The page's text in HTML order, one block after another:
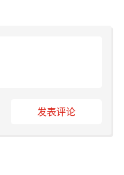
发表评论